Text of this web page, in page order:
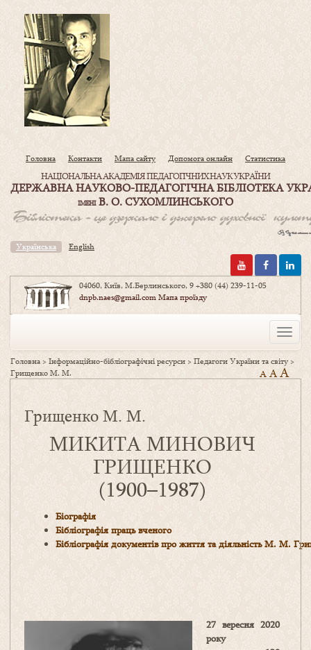
Головна Контакти Мапа сайту Допомога онлайн Статистика
НАЦІОНАЛЬНА АКАДЕМІЯ ПЕДАГОГІЧНИХ НАУК УКРАЇНИ
ДЕРЖАВНА НАУКОВО-ПЕДАГОГІЧНА БІБЛІОТЕКА
ІМЕНІВ. О. СУХОМЛИНСЬКОГО
Українська English
04060, Київ, М.Берлинського, 9+380 (44) 239-11-05
dnpb.naes@gmail.comМапа проїзду
Toggle
Головна >Інформаційно-бібліографічні ресурси >Педагоги України та світу>
Грищенко М. М.
A AA
Грищенко М. М.
МИКИТА МИНОВИЧ
ГРИЩЕНКО
(1900–1987)
Біографія
Бібліографія праць вченого
Бібліографія документів про життя та діяльність М. М.
27 вересня 2020
року